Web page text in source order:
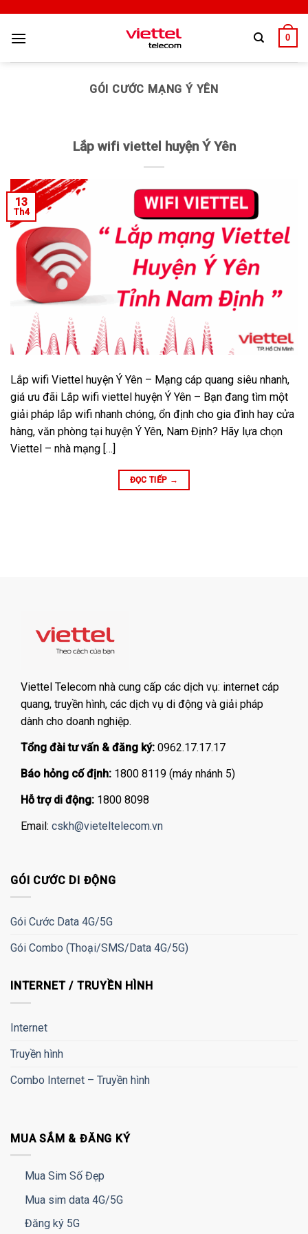
0
GÓI CƯỚC MẠNG Ý YÊN
Lắp wifi viettel huyện Ý Yên
13
Th4
Lắp wifi Viettel huyện Ý Yên – Mạng cáp quang siêu nhanh,
giá ưu đãi Lắp wifi viettel huyện Ý Yên – Bạn đang tìm một
giải pháp lắp wifi nhanh chóng, ổn định cho gia đình hay cửa
hàng, văn phòng tại huyện Ý Yên, Nam Định? Hãy lựa chọn
Viettel – nhà mạng […]
ĐỌC TIẾP →
Viettel Telecom nhà cung cấp các dịch vụ: internet cáp
quang, truyền hình, các dịch vụ di động và giải pháp
dành cho doanh nghiệp.
Tổng đài tư vấn & đăng ký: 0962.17.17.17
Báo hỏng cố định: 1800 8119 (máy nhánh 5)
Hỗ trợ di động: 1800 8098
Email: cskh@vieteltelecom.vn
GÓI CƯỚC DI ĐỘNG
Gói Cước Data 4G/5G
Gói Combo (Thoại/SMS/Data 4G/5G)
INTERNET / TRUYỀN HÌNH
Internet
Truyền hình
Combo Internet – Truyền hình
MUA SẮM & ĐĂNG KÝ
Mua Sim Số Đẹp
Mua sim data 4G/5G
Đăng ký 5G